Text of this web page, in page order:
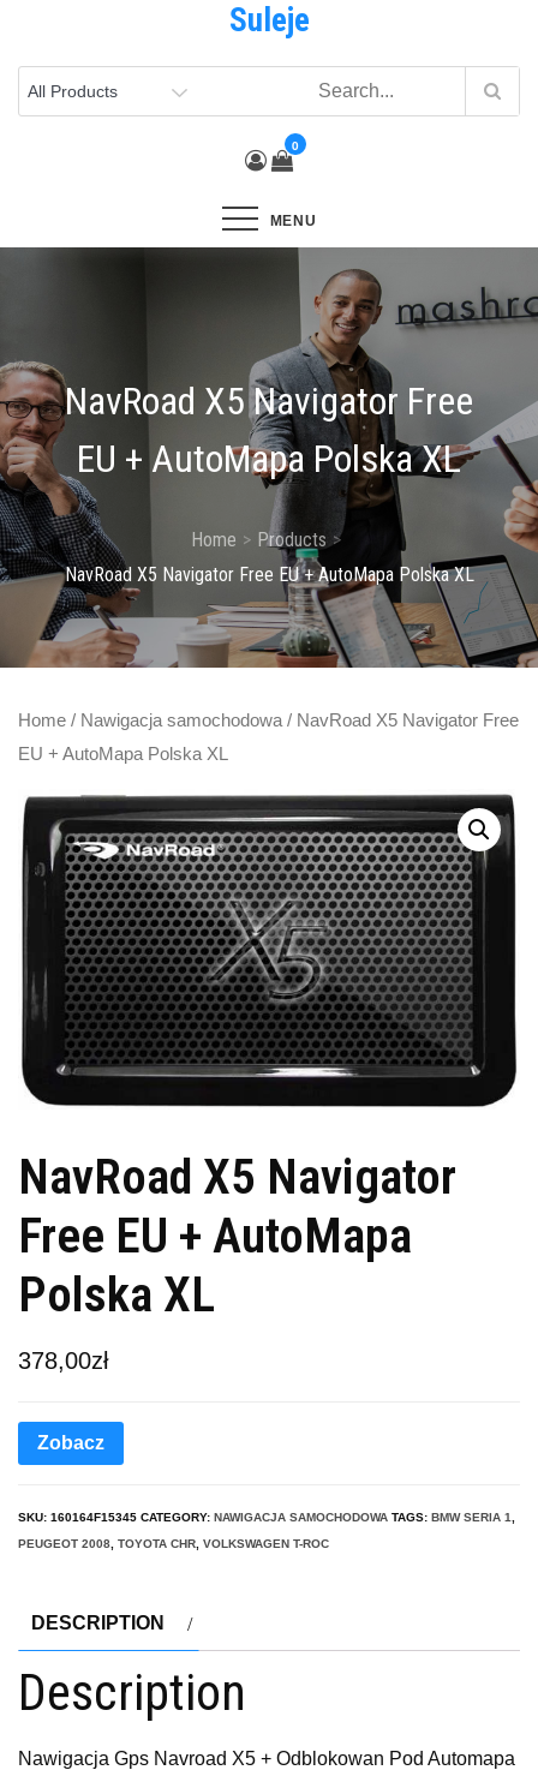
content
Suleje
0
MENU
NavRoad X5 Navigator Free
EU + AutoMapa Polska XL
Home
Products
NavRoad X5 Navigator Free EU + AutoMapa Polska XL
Home / Nawigacja samochodowa / NavRoad X5 Navigator Free
EU + AutoMapa Polska XL
NavRoad X5 Navigator
Free EU + AutoMapa
Polska XL
378,00zł
Zobacz
SKU: 160164F15345 CATEGORY: NAWIGACJA SAMOCHODOWA TAGS: BMW SERIA 1
PEUGEOT 2008 TOYOTA CHR VOLKSWAGEN T-ROC
DESCRIPTION
Description
Nawigacja Gps Navroad X5 + Odblokowan Pod Automapa